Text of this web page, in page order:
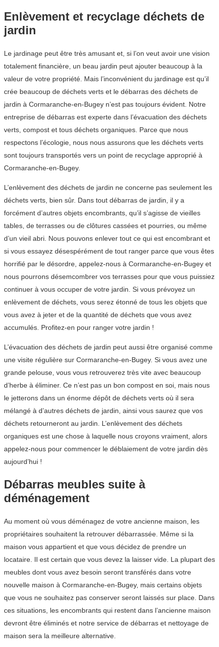
Enlèvement et recyclage déchets de
jardin
Le jardinage peut être très amusant et, si l’on veut avoir une vision
totalement financière, un beau jardin peut ajouter beaucoup à la
valeur de votre propriété. Mais l’inconvénient du jardinage est qu’il
crée beaucoup de déchets verts et le débarras des déchets de
jardin à Cormaranche-en-Bugey n’est pas toujours évident. Notre
entreprise de débarras est experte dans l’évacuation des déchets
verts, compost et tous déchets organiques. Parce que nous
respectons l’écologie, nous nous assurons que les déchets verts
sont toujours transportés vers un point de recyclage approprié à
Cormaranche-en-Bugey.
L’enlèvement des déchets de jardin ne concerne pas seulement les
déchets verts, bien sûr. Dans tout débarras de jardin, il y a
forcément d’autres objets encombrants, qu’il s’agisse de vieilles
tables, de terrasses ou de clôtures cassées et pourries, ou même
d’un vieil abri. Nous pouvons enlever tout ce qui est encombrant et
si vous essayez désespérément de tout ranger parce que vous êtes
horrifié par le désordre, appelez-nous à Cormaranche-en-Bugey et
nous pourrons désemcombrer vos terrasses pour que vous puissiez
continuer à vous occuper de votre jardin. Si vous prévoyez un
enlèvement de déchets, vous serez étonné de tous les objets que
vous avez à jeter et de la quantité de déchets que vous avez
accumulés. Profitez-en pour ranger votre jardin !
L’évacuation des déchets de jardin peut aussi être organisé comme
une visite régulière sur Cormaranche-en-Bugey. Si vous avez une
grande pelouse, vous vous retrouverez très vite avec beaucoup
d’herbe à éliminer. Ce n’est pas un bon compost en soi, mais nous
le jetterons dans un énorme dépôt de déchets verts où il sera
mélangé à d’autres déchets de jardin, ainsi vous saurez que vos
déchets retourneront au jardin. L’enlèvement des déchets
organiques est une chose à laquelle nous croyons vraiment, alors
appelez-nous pour commencer le déblaiement de votre jardin dès
aujourd’hui !
Débarras meubles suite à
déménagement
Au moment où vous déménagez de votre ancienne maison, les
propriétaires souhaitent la retrouver débarrassée. Même si la
maison vous appartient et que vous décidez de prendre un
locataire. Il est certain que vous devez la laisser vide. La plupart des
meubles dont vous avez besoin seront transférés dans votre
nouvelle maison à Cormaranche-en-Bugey, mais certains objets
que vous ne souhaitez pas conserver seront laissés sur place. Dans
ces situations, les encombrants qui restent dans l’ancienne maison
devront être éliminés et notre service de débarras et nettoyage de
maison sera la meilleure alternative.